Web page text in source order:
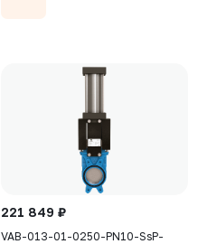
221 849 ₽
VAB-013-01-0250-PN10-SsP-